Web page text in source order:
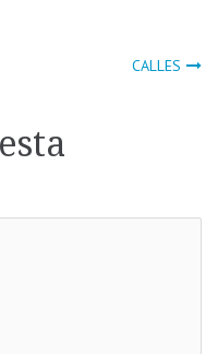
CALLES